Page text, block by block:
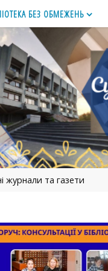
БЕЗ ОБМЕЖЕНЬ
журнали та газети